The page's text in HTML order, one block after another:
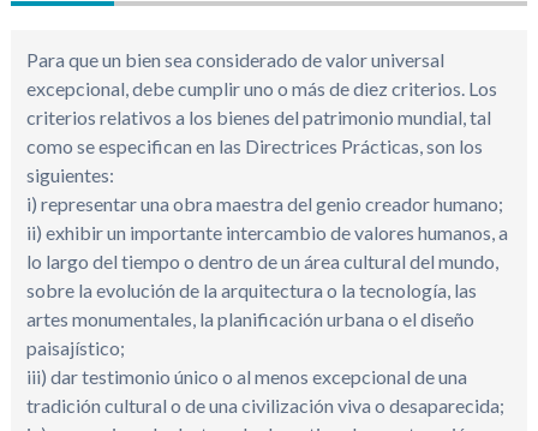
Para que un bien sea considerado de valor universal
excepcional, debe cumplir uno o más de diez criterios. Los
criterios relativos a los bienes del patrimonio mundial, tal
como se especifican en las Directrices Prácticas, son los
siguientes:
i) representar una obra maestra del genio creador humano;
ii) exhibir un importante intercambio de valores humanos, a
lo largo del tiempo o dentro de un área cultural del mundo,
sobre la evolución de la arquitectura o la tecnología, las
artes monumentales, la planificación urbana o el diseño
paisajístico;
iii) dar testimonio único o al menos excepcional de una
tradición cultural o de una civilización viva o desaparecida;